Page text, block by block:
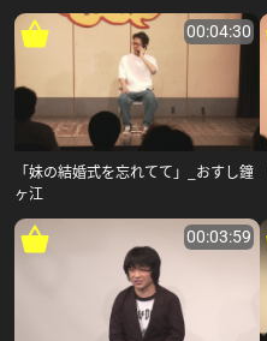
00:04:30
「妹の結婚式を忘れてて」_おすし鐘
ヶ江
00:03:59